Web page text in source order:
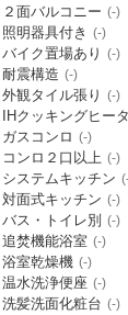
２面バルコニー (-)
照明器具付き (-)
バイク置場あり (-)
耐震構造 (-)
外観タイル張り (-)
IHクッキングヒー
ガスコンロ (-)
コンロ２口以上 (-)
システムキッチン
対面式キッチン (-)
バス・トイレ別 (-)
追焚機能浴室 (-)
浴室乾燥機 (-)
温水洗浄便座 (-)
洗髪洗面化粧台 (-)